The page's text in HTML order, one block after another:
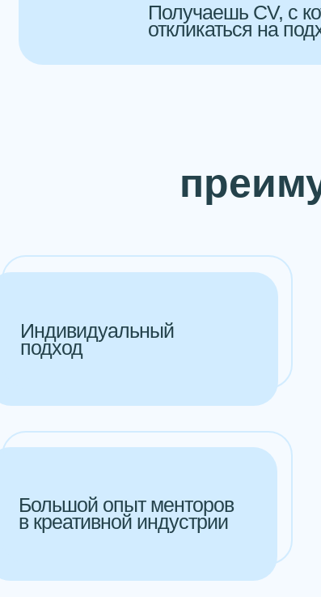
Получаешь CV, с
откликаться на
Индивидуальный
подход
Большой опыт менторов
в креативной индустрии